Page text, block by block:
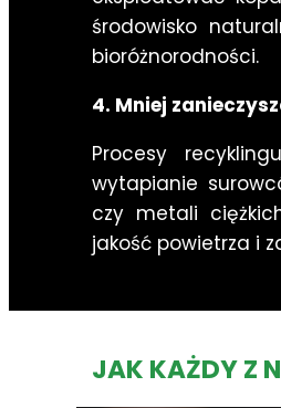
środowisko
bioróżnorodności.
4. Mniej
Procesy
wytapianie
czy metali
jakość powietrza i
JAK KAŻDY Z